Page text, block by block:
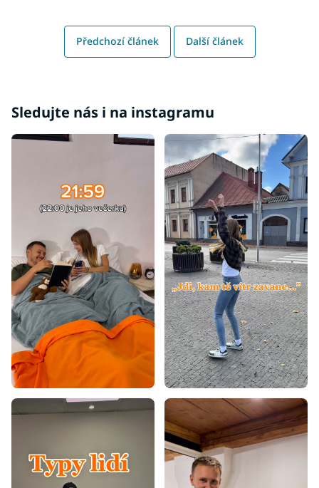
Předchozí článek Další článek
Sledujte nás i na instagramu